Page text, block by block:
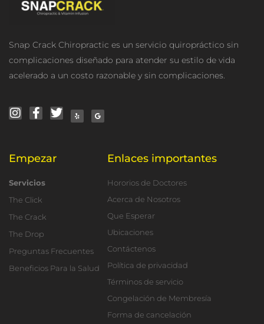
Snар Crасk Chiropractic es un servicio quiropráctico sin
complicaciones diseñado para atender su estilo de vida
acelerado a un costo razonable y sin complicaciones.
s
t
a
c
e
b
i
t
t
l
p
o
g
l
Empezar
Servicios
The Click
The Crack
The Drop
Preguntas Frecuentes
Beneficios Para la Salud
Enlaces importantes
Hororios de Doctores
Acerca de Nosotros
Que Esperar
Ubicaciones
Contáctenos
Política de privacidad
Términos de servicio
Congelación de Membresía
Forma de cancelación